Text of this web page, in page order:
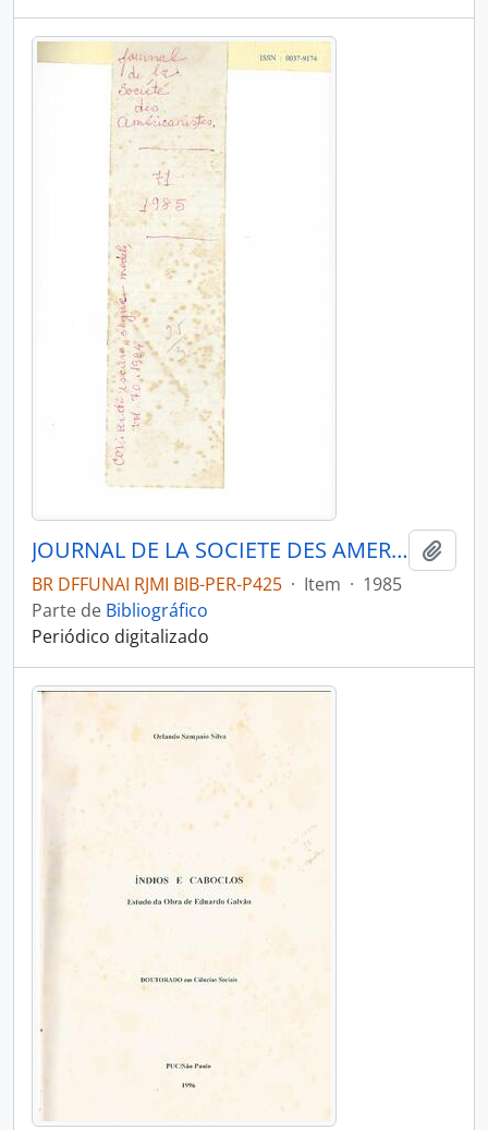
JOURNAL DE LA SOCIETE DES AMERICANISTES DE PARIS - PARIS FR MUSEE DE L HOMME - 1985 - Nº71
BR DFFUNAI RJMI BIB-PER-P425 · Item · 1985
Parte de Bibliográfico
Periódico digitalizado